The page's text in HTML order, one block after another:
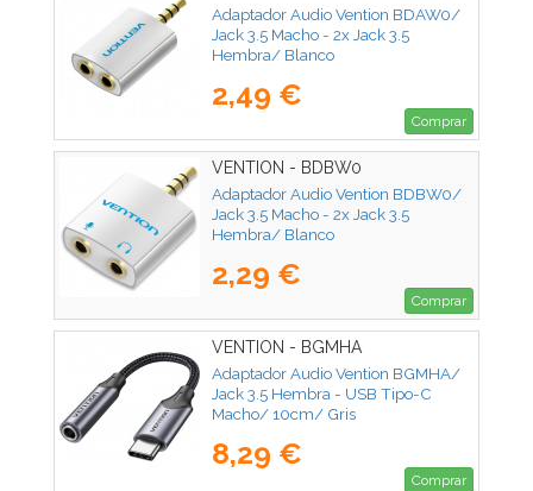
Adaptador Audio Vention BDAW0/
Jack 3.5 Macho - 2x Jack 3.5
Hembra/ Blanco
2,49 €
Comprar
VENTION - BDBW0
Adaptador Audio Vention BDBW0/
Jack 3.5 Macho - 2x Jack 3.5
Hembra/ Blanco
2,29 €
Comprar
VENTION - BGMHA
Adaptador Audio Vention BGMHA/
Jack 3.5 Hembra - USB Tipo-C
Macho/ 10cm/ Gris
8,29 €
Comprar